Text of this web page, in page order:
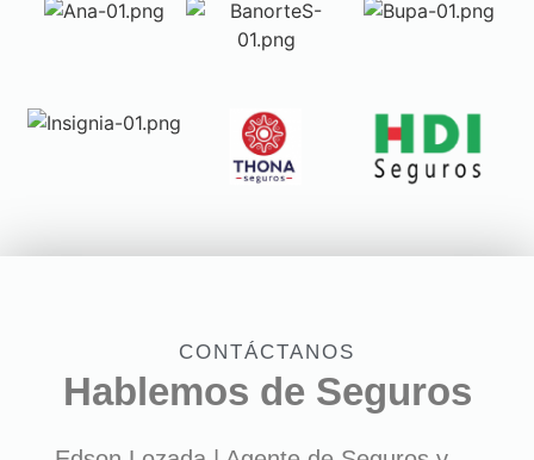
CONTÁCTANOS
Hablemos de Seguros